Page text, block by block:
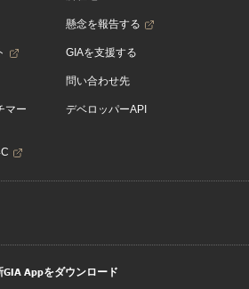
マー
懸念を報告する
GIAを支援する
問い合わせ先
デベロッパーAPI
GIA Appをダウンロード